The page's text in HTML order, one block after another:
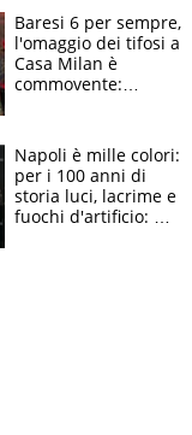
circondati
dall'affetto dei tifosi
Baresi 6 per sempre,
l'omaggio dei tifosi a
Casa Milan è
commovente:
bigliettini
Napoli è mille colori:
per i 100 anni di
storia luci, lacrime e
fuochi d'artificio: De